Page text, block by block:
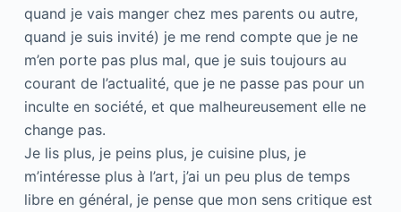
quand je vais manger chez mes parents ou autre,
quand je suis invité) je me rend compte que je ne
m’en porte pas plus mal, que je suis toujours au
courant de l’actualité, que je ne passe pas pour un
inculte en société, et que malheureusement elle ne
change pas.
Je lis plus, je peins plus, je cuisine plus, je
m’intéresse plus à l’art, j’ai un peu plus de temps
libre en général, je pense que mon sens critique est